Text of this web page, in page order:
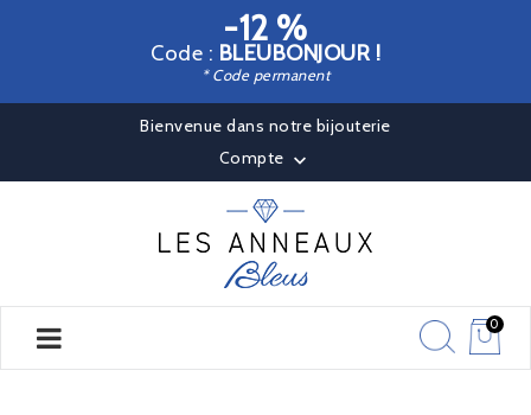
-12 %
Code : BLEUBONJOUR !
* Code permanent
Bienvenue dans notre bijouterie
Compte 
0